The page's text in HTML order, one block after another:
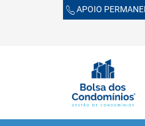
APOIO